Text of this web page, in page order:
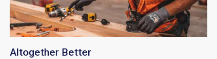
Altogether Better